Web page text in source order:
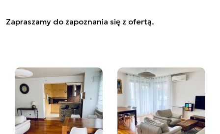
Zapraszamy do zapoznania się z ofertą.